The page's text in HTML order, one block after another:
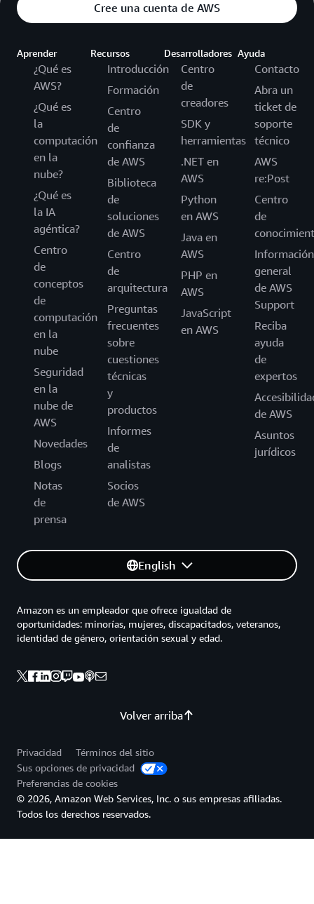
Cree una cuenta de AWS
Aprender
¿Qué es
AWS?
¿Qué es
la
computación
en la
nube?
¿Qué es
la IA
agéntica?
Centro
de
conceptos
de
computación
en la
nube
Seguridad
en la
nube de
AWS
Novedades
Blogs
Notas
de
prensa
Recursos
Introducción
Formación
Centro
de
confianza
de AWS
Biblioteca
de
soluciones
de AWS
Centro
de
arquitectura
Preguntas
frecuentes
sobre
cuestiones
técnicas
y
productos
Informes
de
analistas
Socios
de AWS
Desarrolladores
Centro
de
creadores
SDK y
herramientas
.NET en
AWS
Python
en AWS
Java en
AWS
PHP en
AWS
JavaScript
en AWS
Ayuda
Contacto
Abra un
ticket de
soporte
técnico
AWS
re:Post
Centro
de
Información
general
de AWS
Support
Reciba
ayuda
de
expertos
de AWS
Asuntos
jurídicos
English
Volver arriba
Amazon es un empleador que ofrece igualdad de
oportunidades: minorías, mujeres, discapacitados, veteranos,
identidad de género, orientación sexual y edad.
Privacidad
Términos del sitio
Sus opciones de privacidad
Preferencias de cookies
© 2026, Amazon Web Services, Inc. o sus empresas afiliadas.
Todos los derechos reservados.